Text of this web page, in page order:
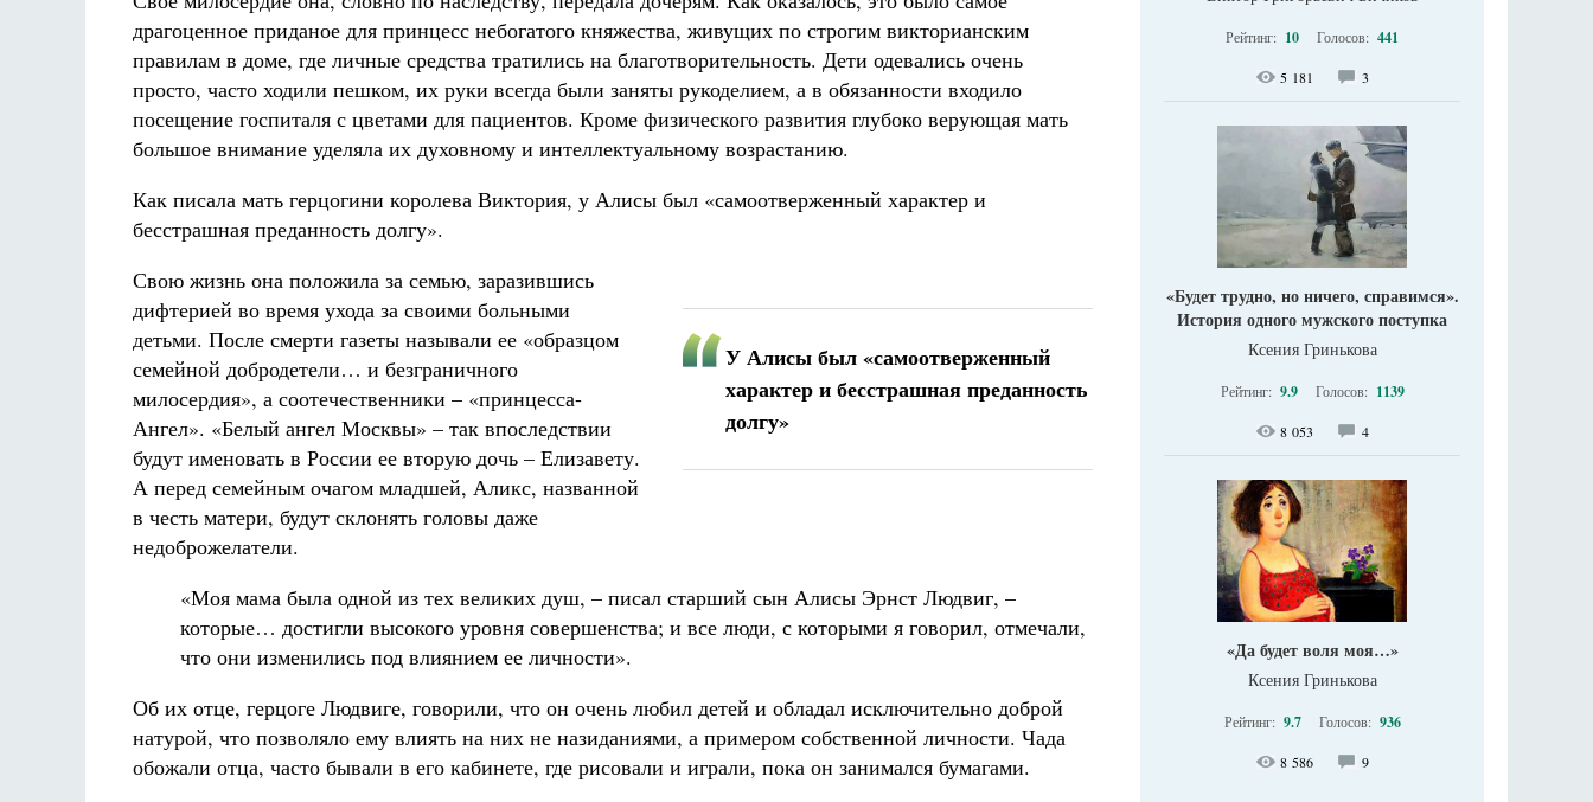
драгоценное приданое для принцесс небогатого княжества, живущих по строгим викторианским
правилам в доме, где личные средства тратились на благотворительность. Дети одевались очень
просто, часто ходили пешком, их руки всегда были заняты рукоделием, а в обязанности входило
посещение госпиталя с цветами для пациентов. Кроме физического развития глубоко верующая мать
большое внимание уделяла их духовному и интеллектуальному возрастанию.
Как писала мать герцогини королева Виктория, у Алисы был «самоотверженный характер и
бесстрашная преданность долгу».
У Алисы был «самоотверженный
характер и бесстрашная преданность
долгу»
Свою жизнь она положила за семью, заразившись
дифтерией во время ухода за своими больными
детьми. После смерти газеты называли ее «образцом
семейной добродетели… и безграничного
милосердия», а соотечественники – «принцесса-
Ангел». «Белый ангел Москвы» – так впоследствии
будут именовать в России ее вторую дочь – Елизавету.
А перед семейным очагом младшей, Аликс, названной
в честь матери, будут склонять головы даже
недоброжелатели.
«Моя мама была одной из тех великих душ, – писал старший сын Алисы Эрнст Людвиг, –
которые… достигли высокого уровня совершенства; и все люди, с которыми я говорил, отмечали,
что они изменились под влиянием ее личности».
Об их отце, герцоге Людвиге, говорили, что он очень любил детей и обладал исключительно доброй
натурой, что позволяло ему влиять на них не назиданиями, а примером собственной личности. Чада
обожали отца, часто бывали в его кабинете, где рисовали и играли, пока он занимался бумагами.
Рейтинг: 10 Голосов: 441
5 181 3
«Будет трудно, но ничего, справимся».
История одного мужского поступка
Ксения Гринькова
Рейтинг: 9.9 Голосов: 1139
8 053 4
«Да будет воля моя…»
Ксения Гринькова
Рейтинг: 9.7 Голосов: 936
8 586 9